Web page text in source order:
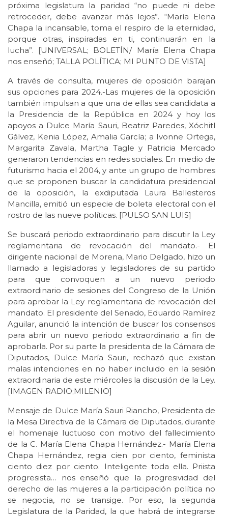
próxima legislatura la paridad “no puede ni debe
retroceder, debe avanzar más lejos”. “María Elena
Chapa la incansable, toma el respiro de la eternidad,
porque otras, inspiradas en ti, continuarán en la
lucha”. [UNIVERSAL; BOLETÍN/ María Elena Chapa
nos enseñó; TALLA POLÍTICA; MI PUNTO DE VISTA]
A través de consulta, mujeres de oposición barajan
sus opciones para 2024.-Las mujeres de la oposición
también impulsan a que una de ellas sea candidata a
la Presidencia de la República en 2024 y hoy los
apoyos a Dulce María Sauri, Beatriz Paredes, Xóchitl
Gálvez, Kenia López, Amalia García; a Ivonne Ortega,
Margarita Zavala, Martha Tagle y Patricia Mercado
generaron tendencias en redes sociales. En medio de
futurismo hacia el 2004, y ante un grupo de hombres
que se proponen buscar la candidatura presidencial
de la oposición, la exdiputada Laura Ballesteros
Mancilla, emitió un especie de boleta electoral con el
rostro de las nueve políticas. [PULSO SAN LUIS]
Se buscará periodo extraordinario para discutir la Ley
reglamentaria de revocación del mandato.- El
dirigente nacional de Morena, Mario Delgado, hizo un
llamado a legisladoras y legisladores de su partido
para que convoquen a un nuevo periodo
extraordinario de sesiones del Congreso de la Unión
para aprobar la Ley reglamentaria de revocación del
mandato. El presidente del Senado, Eduardo Ramírez
Aguilar, anunció la intención de buscar los consensos
para abrir un nuevo periodo extraordinario a fin de
aprobarla. Por su parte la presidenta de la Cámara de
Diputados, Dulce María Sauri, rechazó que existan
malas intenciones en no haber incluido en la sesión
extraordinaria de este miércoles la discusión de la Ley.
[IMAGEN RADIO;MILENIO]
Mensaje de Dulce María Sauri Riancho, Presidenta de
la Mesa Directiva de la Cámara de Diputados, durante
el homenaje luctuoso con motivo del fallecimiento
de la C. María Elena Chapa Hernández.- María Elena
Chapa Hernández, regia cien por ciento, feminista
ciento diez por ciento. Inteligente toda ella. Priista
progresista… nos enseñó que la progresividad del
derecho de las mujeres a la participación política no
se negocia, no se transige. Por eso, la segunda
Legislatura de la Paridad, la que habrá de integrarse